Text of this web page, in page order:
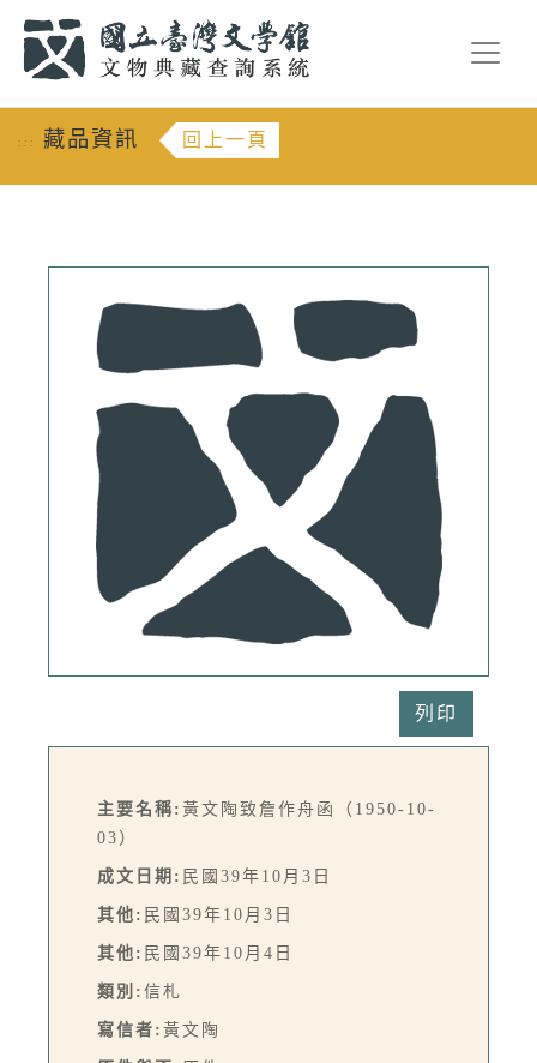
::: 藏品資訊 回上一頁
列印
主要名稱: 黃文陶致詹作舟函（1950-10-
03）
成文日期: 民國39年10月3日
其他: 民國39年10月3日
其他: 民國39年10月4日
類別: 信札
寫信者: 黃文陶